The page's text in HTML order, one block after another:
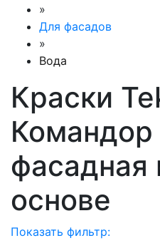
»
Для фасадов
»
Вода
Краски
фасадная
основе
Показать фильтр: